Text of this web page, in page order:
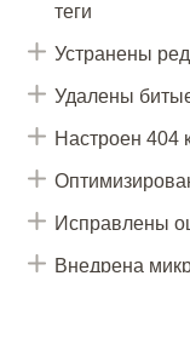
хлебных
Заменена
теги
Устранены
Удалены
Настроен 404
Исправлены
Внедрена